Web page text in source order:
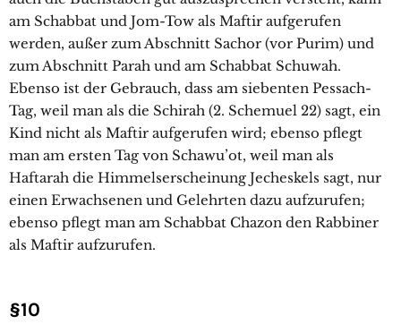
am Schabbat und Jom-Tow als Maftir aufgerufen
werden, außer zum Abschnitt Sachor (vor Purim) und
zum Abschnitt Parah und am Schabbat Schuwah.
Ebenso ist der Gebrauch, dass am siebenten Pessach-
Tag, weil man als die Schirah (2. Schemuel 22) sagt, ein
Kind nicht als Maftir aufgerufen wird; ebenso pflegt
man am ersten Tag von Schawu’ot, weil man als
Haftarah die Himmelserscheinung Jecheskels sagt, nur
einen Erwachsenen und Gelehrten dazu aufzurufen;
ebenso pflegt man am Schabbat Chazon den Rabbiner
als Maftir aufzurufen.
§10